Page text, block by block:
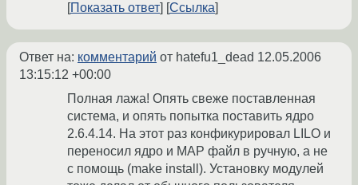
Показать ответ
Ссылка
Ответ на: комментарий от hatefu1_dead 12.05.2006
13:15:12 +00:00
Полная лажа! Опять свеже поставленная
система, и опять попытка поставить ядро
2.6.4.14. На этот раз конфикурировал LILO и
переносил ядро и MAP файл в ручную, а не
с помощь (make install). Установку модулей